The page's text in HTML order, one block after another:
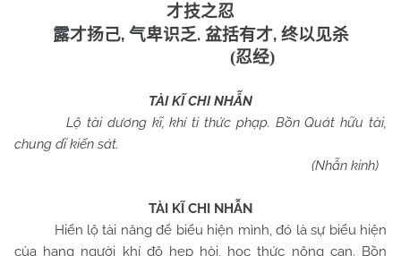
才技之忍
露才扬己, 气卑识乏. 盆括有才, 终以见杀
(忍经)
TÀI KĨ CHI NHẪN
Lộ tài dương kĩ, khí ti thức phạp. Bồn Quát hữu tài,
chung dĩ kiến sát.
(Nhẫn kinh)
TÀI KĨ CHI NHẪN
Hiển lộ tài năng để biểu hiện mình, đó là sự biểu hiện
của hạng người khí độ hẹp hòi, học thức nông cạn. Bồn